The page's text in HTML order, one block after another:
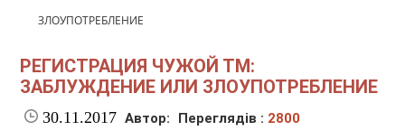
ЗЛОУПОТРЕБЛЕНИЕ
РЕГИСТРАЦИЯ ЧУЖОЙ ТМ:
ЗАБЛУЖДЕНИЕ ИЛИ ЗЛОУПОТРЕБЛЕНИЕ
30.11.2017 Автор: Переглядів : 2800